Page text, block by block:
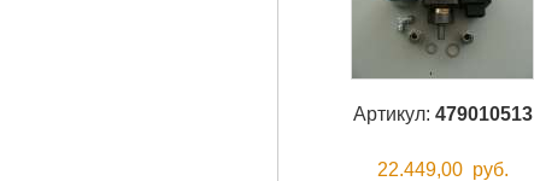
Артикул: 479010513
22.449,00 руб.